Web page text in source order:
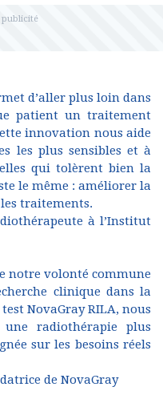
d’aller plus loin dans
patient un traitement
innovation nous aide
les plus sensibles et à
qui tolèrent bien la
le même : améliorer la
traitements.
à l’Institut
notre volonté commune
clinique dans la
NovaGray RILA, nous
radiothérapie plus
sur les besoins réels
de NovaGray